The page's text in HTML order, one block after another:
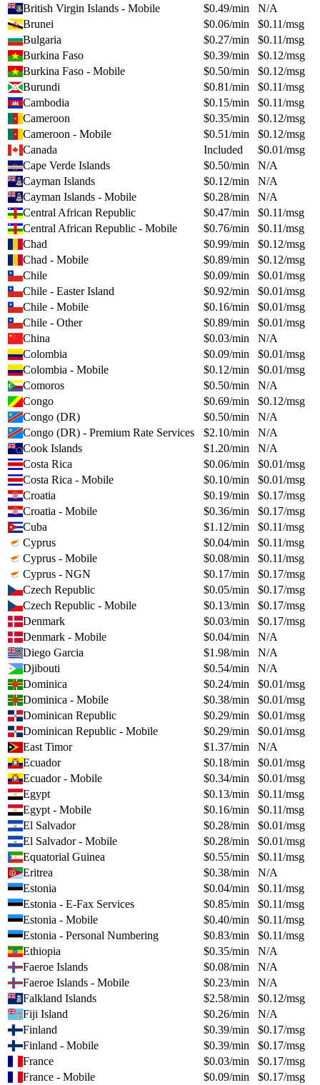
British Virgin Islands - Mobile
$0.49/min
N/A
Brunei
$0.06/min $0.11/msg
Bulgaria
$0.27/min $0.11/msg
Burkina Faso
$0.39/min $0.12/msg
Burkina Faso - Mobile
$0.50/min $0.12/msg
Burundi
$0.81/min $0.11/msg
Cambodia
$0.15/min $0.11/msg
Cameroon
$0.35/min $0.12/msg
Cameroon - Mobile
$0.51/min $0.12/msg
Canada
Included $0.01/msg
Cape Verde Islands
$0.50/min
N/A
Cayman Islands
$0.12/min
N/A
Cayman Islands - Mobile
$0.28/min
N/A
Central African Republic
$0.47/min $0.11/msg
Central African Republic - Mobile
$0.76/min $0.11/msg
Chad
$0.99/min $0.12/msg
Chad - Mobile
$0.89/min $0.12/msg
Chile
$0.09/min $0.01/msg
Chile - Easter Island
$0.92/min $0.01/msg
Chile - Mobile
$0.16/min $0.01/msg
Chile - Other
$0.89/min $0.01/msg
China
$0.03/min
N/A
Colombia
$0.09/min $0.01/msg
Colombia - Mobile
$0.12/min $0.01/msg
Comoros
$0.50/min
N/A
Congo
$0.69/min $0.12/msg
Congo (DR)
$0.50/min
N/A
Congo (DR) - Premium Rate Services
$2.10/min
N/A
Cook Islands
$1.20/min
N/A
Costa Rica
$0.06/min $0.01/msg
Costa Rica - Mobile
$0.10/min $0.01/msg
Croatia
$0.19/min $0.17/msg
Croatia - Mobile
$0.36/min $0.17/msg
Cuba
$1.12/min $0.11/msg
Cyprus
$0.04/min $0.11/msg
Cyprus - Mobile
$0.08/min $0.11/msg
Cyprus - NGN
$0.17/min $0.17/msg
Czech Republic
$0.05/min $0.17/msg
Czech Republic - Mobile
$0.13/min $0.17/msg
Denmark
$0.03/min $0.17/msg
Denmark - Mobile
$0.04/min
N/A
Diego Garcia
$1.98/min
N/A
Djibouti
$0.54/min
N/A
Dominica
$0.24/min $0.01/msg
Dominica - Mobile
$0.38/min $0.01/msg
Dominican Republic
$0.29/min $0.01/msg
Dominican Republic - Mobile
$0.29/min $0.01/msg
East Timor
$1.37/min
N/A
Ecuador
$0.18/min $0.01/msg
Ecuador - Mobile
$0.34/min $0.01/msg
Egypt
$0.13/min $0.11/msg
Egypt - Mobile
$0.16/min $0.11/msg
El Salvador
$0.28/min $0.01/msg
El Salvador - Mobile
$0.28/min $0.01/msg
Equatorial Guinea
$0.55/min $0.11/msg
Eritrea
$0.38/min
N/A
Estonia
$0.04/min $0.11/msg
Estonia - E-Fax Services
$0.85/min $0.11/msg
Estonia - Mobile
$0.40/min $0.11/msg
Estonia - Personal Numbering
$0.83/min $0.11/msg
Ethiopia
$0.35/min
N/A
Faeroe Islands
$0.08/min
N/A
Faeroe Islands - Mobile
$0.23/min
N/A
Falkland Islands
$2.58/min $0.12/msg
Fiji Island
$0.26/min
N/A
Finland
$0.39/min $0.17/msg
Finland - Mobile
$0.39/min $0.17/msg
France
$0.03/min $0.17/msg
France - Mobile
$0.09/min $0.17/msg